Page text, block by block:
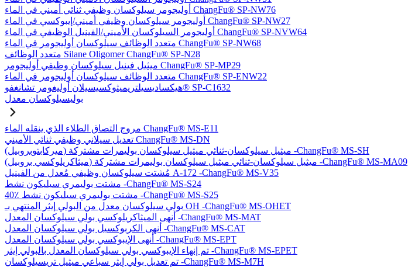
أوليجومر سيلوكسان وظيفي ثنائي أميني في الماء ChangFu® SP-NW76
أوليجومر سيلوكسان وظيفي أميني/إيبوكسي في الماء ChangFu® SP-NW27
أوليجومر السيلوكسان الأميني/الفينيل الوظيفي في الماء ChangFu® SP-NVW64
متعدد الوظائف سيلوكسان أوليجومر في الماء ChangFu® SP-NW68
متعدد الوظائف Silane Oligomer ChangFu® SP-N28
ميثيل فينيل سيلوكسان وظيفي أوليجومر ChangFu® SP-MP29
متعدد الوظائف سيلوكسان أوليجومر في الماء ChangFu® SP-ENW22
هيكساديسيلتريميثوكسيسيلان أوليغومر تشانغفو® SP-C1632
بوليسيلوكسان معدل
مروج التصاق الطلاء الذي ينقله الماء ChangFu® MS-E11
تعديل سيلاني وظيفي ثنائي الأميني ChangFu® MS-DN
(ميركابتوبروبيل) ميثيل سيلوكسان-ثنائي ميثيل سيلوكسان بوليمرات مشتركة -ChangFu® MS-SH
(ميثاكريلوكسي بروبيل) ميثيل سيلوكسان-ثنائي ميثيل سيلوكسان بوليمرات مشتركة -ChangFu® MS-MA09
مُشتت سيلوكسان وظيفي مُعدل من الفينيل A-172 -ChangFu® MS-V35
مشتت بوليمري سيليكون نشط -ChangFu® MS-S24
40٪ مشتت بوليمري سيليكون نشط -ChangFu® MS-S25
بولي سيلوكسان معدل من البولي إيثر المنتهي بـ OH -ChangFu® MS-OHET
أنهى الميثاكريلوكسي بولي سيلوكسان المعدل -ChangFu® MS-MAT
أنهى الكربوكسيل بولي سيلوكسان المعدل -ChangFu® MS-CAT
أنهى الإيبوكسي بولي سيلوكسان المعدل -ChangFu® MS-EPT
تم إنهاء الإيبوكسي بولي سيلوكسان المعدل بالبولي إيثر -ChangFu® MS-EPET
تم تعديل بولي إيثر سباعي ميثيل تريسيلوكسان -ChangFu® MS-M7H